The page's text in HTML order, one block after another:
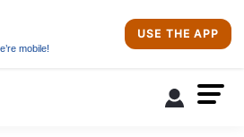
mobile!
USE THE APP